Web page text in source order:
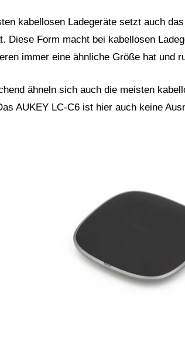
kabellosen Ladegeräte setzt auch
Diese Form macht bei kabellosen
immer eine ähnliche Größe hat und
ähneln sich auch die meisten
AUKEY LC-C6 ist hier auch keine